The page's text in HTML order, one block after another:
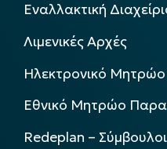
Εναλλακτική
Λιμενικές Αρχές
Ηλεκτρονικό
Εθνικό Μητρώο
Redeplan –